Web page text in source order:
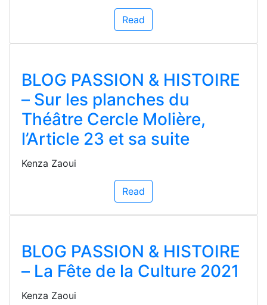
Read
BLOG PASSION & HISTOIRE
– Sur les planches du
Théâtre Cercle Molière,
l’Article 23 et sa suite
Kenza Zaoui
Read
BLOG PASSION & HISTOIRE
– La Fête de la Culture 2021
Kenza Zaoui